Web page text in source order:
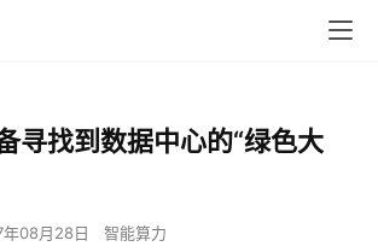
寻找到数据中心的“绿色大
08月28日 智能算力